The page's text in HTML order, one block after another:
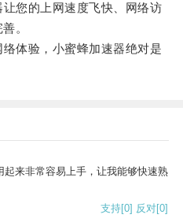
您的上网速度飞快、网络访
。
体验，小蜜蜂加速器绝对是
来非常容易上手，让我能够快速熟
支持[0] 反对[0]